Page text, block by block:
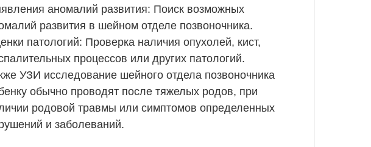
аномалий развития: Поиск возможных
развития в шейном отделе позвоночника.
патологий: Проверка наличия опухолей, кист,
процессов или других патологий.
УЗИ исследование шейного отдела позвоночника
обычно проводят после тяжелых родов, при
родовой травмы или симптомов определенных
и заболеваний.